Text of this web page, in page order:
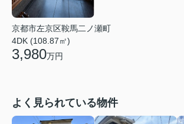
京都市左京区鞍馬二ノ瀬町
4DK (108.87㎡)
3,980万円
よく見られている物件